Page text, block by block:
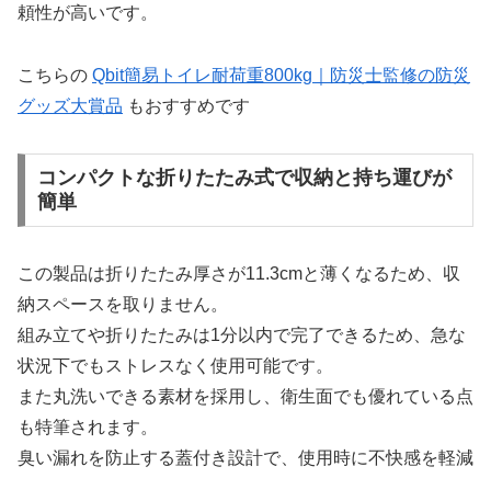
頼性が高いです。
こちらの Qbit簡易トイレ耐荷重800kg｜防災士監修の防災
グッズ大賞品 もおすすめです
コンパクトな折りたたみ式で収納と持ち運びが
簡単
この製品は折りたたみ厚さが11.3cmと薄くなるため、収
納スペースを取りません。
組み立てや折りたたみは1分以内で完了できるため、急な
状況下でもストレスなく使用可能です。
また丸洗いできる素材を採用し、衛生面でも優れている点
も特筆されます。
臭い漏れを防止する蓋付き設計で、使用時に不快感を軽減